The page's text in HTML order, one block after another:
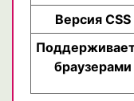
Версия CSS
браузерами